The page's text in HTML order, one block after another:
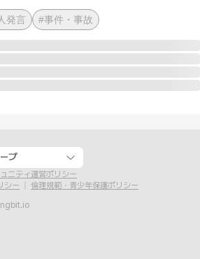
発言 #事件・事故
プ
ニティ運営ポリシー
シー
倫理規範・青少年保護ポリシー